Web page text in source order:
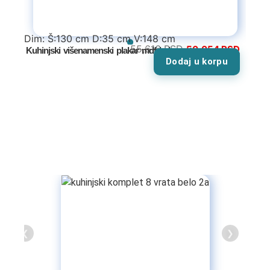
Dim: Š:130 cm D:35 cm V:148 cm
Kuhinjski višenamenski plakar mdf belo mat
55,616RSD 50,054RSD
Dodaj u korpu
❮ ❯
Kompleti